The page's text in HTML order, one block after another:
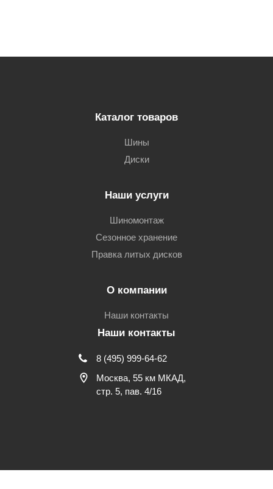
Каталог товаров
Шины
Диски
Наши услуги
Шиномонтаж
Сезонное хранение
Правка литых дисков
О компании
Наши контакты
Наши контакты
8 (495) 999-64-62
Москва, 55 км МКАД,
стр. 5, пав. 4/16